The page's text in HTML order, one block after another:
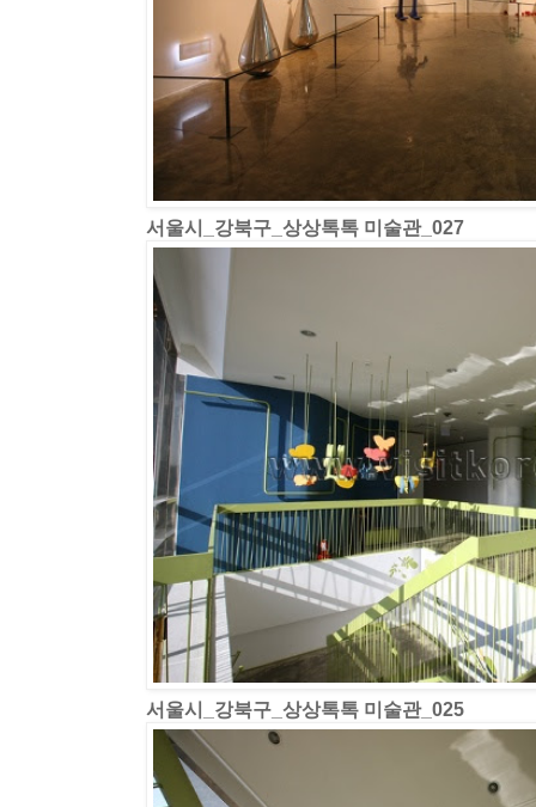
서울시_강북구_상상톡톡 미술관_027
서울시_강북구_상상톡톡 미술관_025